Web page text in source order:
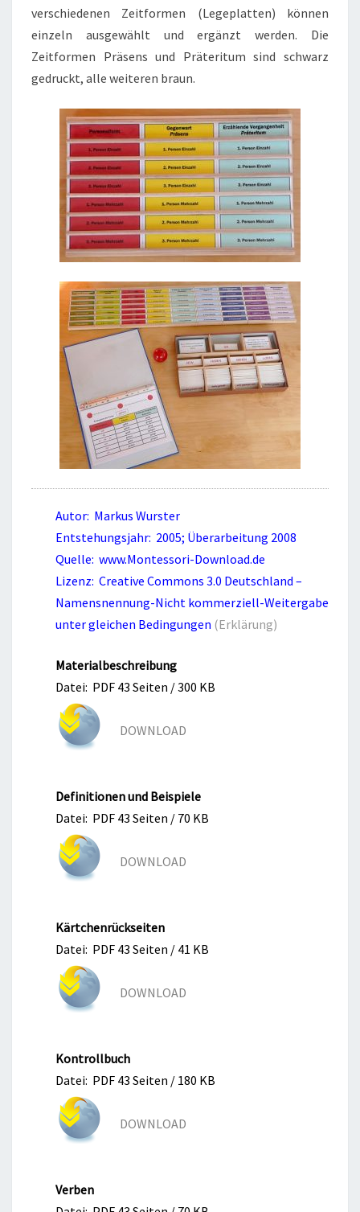
verschiedenen Zeitformen (Legeplatten) können
einzeln ausgewählt und ergänzt werden. Die
Zeitformen Präsens und Präteritum sind schwarz
gedruckt, alle weiteren braun.
Autor: Markus Wurster
Entstehungsjahr: 2005; Überarbeitung 2008
Quelle: www.Montessori-Download.de
Lizenz: Creative Commons 3.0 Deutschland –
Namensnennung-Nicht kommerziell-Weitergabe
unter gleichen Bedingungen (Erklärung)
Materialbeschreibung
Datei: PDF 43 Seiten / 300 KB
DOWNLOAD
Definitionen und Beispiele
Datei: PDF 43 Seiten / 70 KB
DOWNLOAD
Kärtchenrückseiten
Datei: PDF 43 Seiten / 41 KB
DOWNLOAD
Kontrollbuch
Datei: PDF 43 Seiten / 180 KB
DOWNLOAD
Verben